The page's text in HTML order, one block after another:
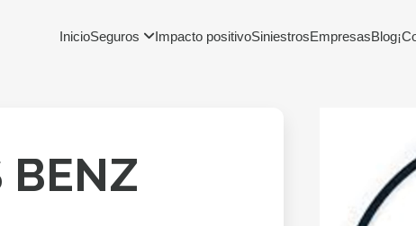
InicioSeguros Impacto positivoSiniestrosEmpresasBlog
BENZ